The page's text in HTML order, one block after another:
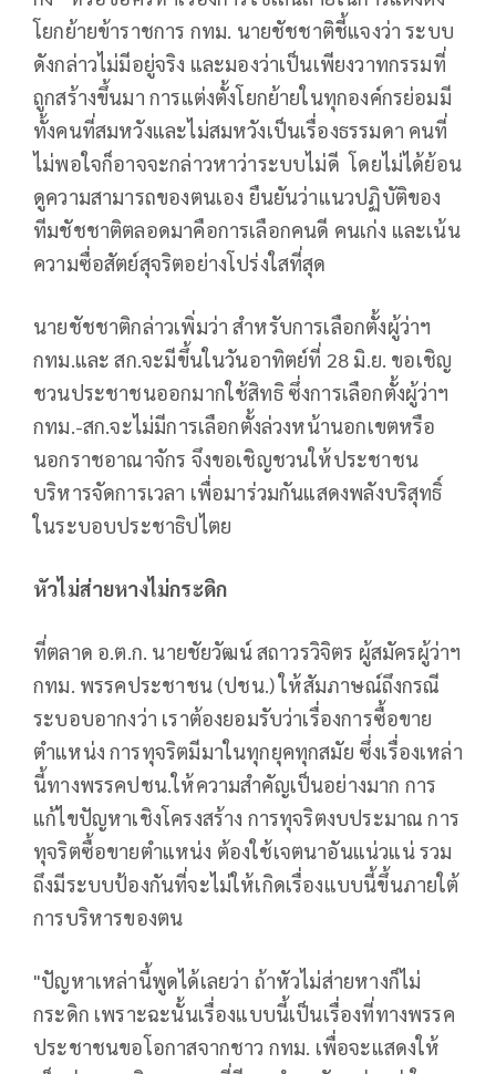
โยกย้ายข้าราชการ กทม. นายชัชชาติชี้แจงว่า ระบบ
ดังกล่าวไม่มีอยู่จริง และมองว่าเป็นเพียงวาทกรรมที่
ถูกสร้างขึ้นมา การแต่งตั้งโยกย้ายในทุกองค์กรย่อมมี
ทั้งคนที่สมหวังและไม่สมหวังเป็นเรื่องธรรมดา คนที่
ไม่พอใจก็อาจจะกล่าวหาว่าระบบไม่ดี โดยไม่ได้ย้อน
ดูความสามารถของตนเอง ยืนยันว่าแนวปฏิบัติของ
ทีมชัชชาติตลอดมาคือการเลือกคนดี คนเก่ง และเน้น
ความซื่อสัตย์สุจริตอย่างโปร่งใสที่สุด
นายชัชชาติกล่าวเพิ่มว่า สำหรับการเลือกตั้งผู้ว่าฯ
กทม.และ สก.จะมีขึ้นในวันอาทิตย์ที่ 28 มิ.ย. ขอเชิญ
ชวนประชาชนออกมากใช้สิทธิ ซึ่งการเลือกตั้งผู้ว่าฯ
กทม.-สก.จะไม่มีการเลือกตั้งล่วงหน้านอกเขตหรือ
นอกราชอาณาจักร จึงขอเชิญชวนให้ประชาชน
บริหารจัดการเวลา เพื่อมาร่วมกันแสดงพลังบริสุทธิ์
ในระบอบประชาธิปไตย
หัวไม่ส่ายหางไม่กระดิก
ที่ตลาด อ.ต.ก. นายชัยวัฒน์ สถาวรวิจิตร ผู้สมัครผู้ว่าฯ
กทม. พรรคประชาชน (ปชน.) ให้สัมภาษณ์ถึงกรณี
ระบอบอากงว่า เราต้องยอมรับว่าเรื่องการซื้อขาย
ตำแหน่ง การทุจริตมีมาในทุกยุคทุกสมัย ซึ่งเรื่องเหล่า
นี้ทางพรรคปชน.ให้ความสำคัญเป็นอย่างมาก การ
แก้ไขปัญหาเชิงโครงสร้าง การทุจริตงบประมาณ การ
ทุจริตซื้อขายตำแหน่ง ต้องใช้เจตนาอันแน่วแน่ รวม
ถึงมีระบบป้องกันที่จะไม่ให้เกิดเรื่องแบบนี้ขึ้นภายใต้
การบริหารของตน
"ปัญหาเหล่านี้พูดได้เลยว่า ถ้าหัวไม่ส่ายหางก็ไม่
กระดิก เพราะฉะนั้นเรื่องแบบนี้เป็นเรื่องที่ทางพรรค
ประชาชนขอโอกาสจากชาว กทม. เพื่อจะแสดงให้